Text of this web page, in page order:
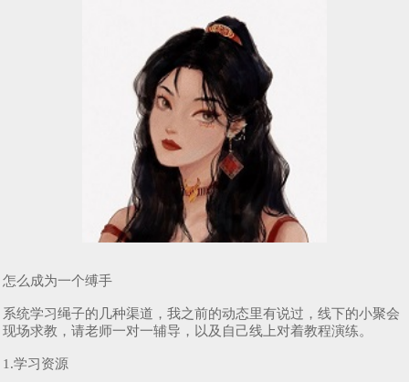
怎么成为一个缚手
系统学习绳子的几种渠道，我之前的动态里有说过，线下的小聚会
现场求教，请老师一对一辅导，以及自己线上对着教程演练。
1.学习资源